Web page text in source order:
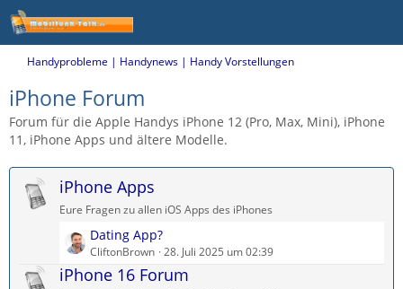
Handyprobleme | Handynews | Handy Vorstellungen
iPhone Forum
Forum für die Apple Handys iPhone 12 (Pro, Max, Mini), iPhone
11, iPhone Apps und ältere Modelle.
iPhone Apps
Eure Fragen zu allen iOS Apps des iPhones
L
e
t
Dating App?
CliftonBrown 28. Juli 2025 um 02:39
iPhone 16 Forum